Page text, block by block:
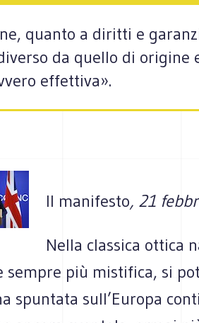
quanto a diritti e
da quello di
effettiva».
Il manifesto, 21
Nella classica ottica
sempre più mistifica, si
spuntata sull’Europa